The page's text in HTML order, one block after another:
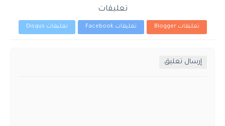
تعليقات
تعليقات Blogger تعليقات Facebook تعليقات Disqus
إرسال تعليق